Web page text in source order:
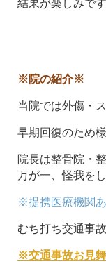
結果が楽しみで
※院の紹介※
当院では外傷・
早期回復のため
院長は整骨院・
万が一、怪我を
※提携医療機関あ
むち打ち交通事
※交通事故お見